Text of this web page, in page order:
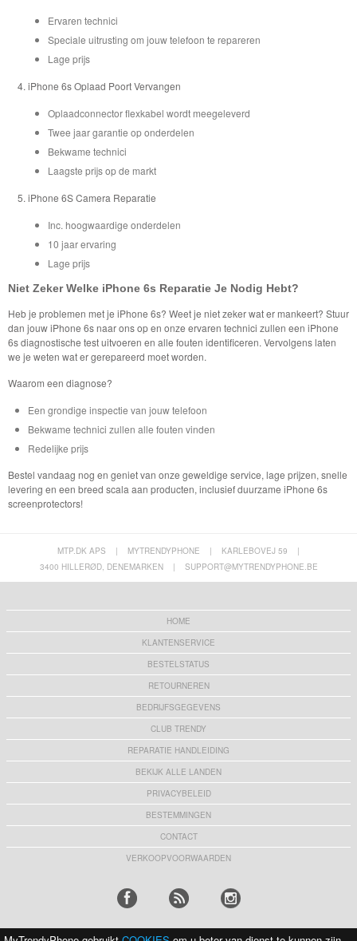
Ervaren technici
Speciale uitrusting om jouw telefoon te repareren
Lage prijs
iPhone 6s Oplaad Poort Vervangen
Oplaadconnector flexkabel wordt meegeleverd
Twee jaar garantie op onderdelen
Bekwame technici
Laagste prijs op de markt
iPhone 6S Camera Reparatie
Inc. hoogwaardige onderdelen
10 jaar ervaring
Lage prijs
Niet Zeker Welke iPhone 6s Reparatie Je Nodig Hebt?
Heb je problemen met je iPhone 6s? Weet je niet zeker wat er mankeert? Stuur
dan jouw iPhone 6s naar ons op en onze ervaren technici zullen een iPhone
6s diagnostische test uitvoeren en alle fouten identificeren. Vervolgens laten
we je weten wat er gerepareerd moet worden.
Waarom een diagnose?
Een grondige inspectie van jouw telefoon
Bekwame technici zullen alle fouten vinden
Redelijke prijs
Bestel vandaag nog en geniet van onze geweldige service, lage prijzen, snelle
levering en een breed scala aan producten, inclusief duurzame iPhone 6s
screenprotectors!
MTP.DK APS | MYTRENDYPHONE | KARLEBOVEJ 59
|
3400 HILLERØD, DENEMARKEN
| SUPPORT@MYTRENDYPHONE.BE
HOME
KLANTENSERVICE
BESTELSTATUS
RETOURNEREN
BEDRIJFSGEGEVENS
CLUB TRENDY
REPARATIE HANDLEIDING
BEKIJK ALLE LANDEN
PRIVACYBELEID
BESTEMMINGEN
CONTACT
VERKOOPVOORWAARDEN